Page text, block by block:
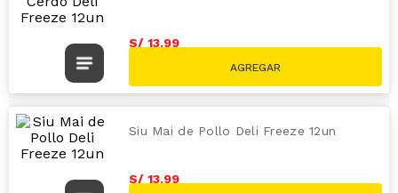
S/ 13.99
Siu Mai de Pollo Deli Freeze 12un
S/ 13.99